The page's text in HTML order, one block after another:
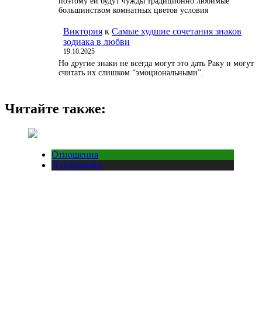
большинством комнатных цветов условия
Виктория к Самые худшие сочетания знаков
зодиака в любви
19.10.2025
Но другие знаки не всегда могут это дать Раку и могут
считать их слишком “эмоциональными”.
Читайте также:
Отношения
Публикации